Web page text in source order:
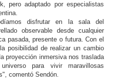
pero adaptado por especialistas
disfrutar en la sala del
observable desde cualquier
pasada, presente o futura. Con el
posibilidad de realizar un cambio
proyección inmersiva nos traslada
para vivir maravillosas
comentó Sendón.